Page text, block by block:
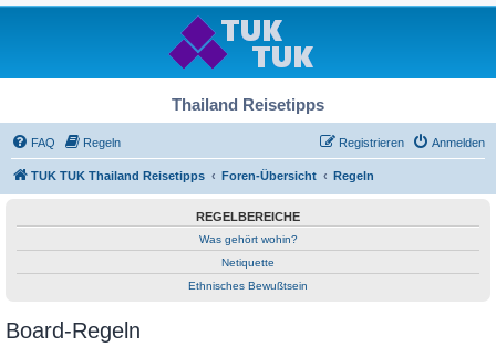
Thailand Reisetipps
FAQ Regeln Anmelden
Registrieren
TUK TUK Thailand Reisetipps Foren-Übersicht Regeln
REGELBEREICHE
Was gehört wohin?
Netiquette
Ethnisches Bewußtsein
Board-Regeln